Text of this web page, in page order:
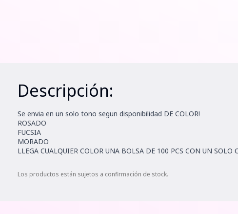
Descripción:
Se envia en un solo tono segun disponibilidad DE COLOR!
ROSADO
FUCSIA
MORADO
LLEGA CUALQUIER COLOR UNA BOLSA DE 100 PCS CON UN
Los productos están sujetos a confirmación de stock.